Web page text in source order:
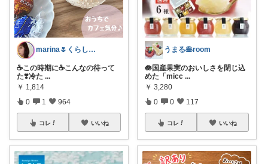
marina🌷くらしとおしゃれ🏠💄
☕️この時期に☕️こんなの待って
た❣️冷た ...
￥ 1,814
0 1 964
コレ いいね
うまる🥞room
🪷国産果実のおいしさを閉じ込
めた「micc ...
￥ 3,280
0 0 117
コレ いいね